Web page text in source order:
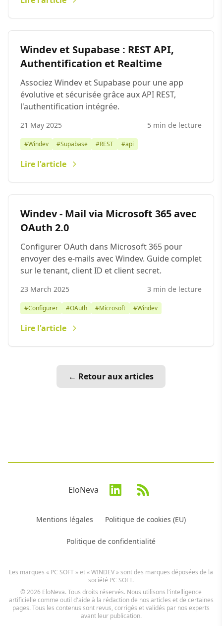
Windev et Supabase : REST API,
Authentification et Realtime
Associez Windev et Supabase pour une app
évolutive et sécurisée grâce aux API REST,
l'authentification intégrée.
21 May 2025 5 min de lecture
#Windev #Supabase #REST #api
Lire l'article
Windev - Mail via Microsoft 365 avec
OAuth 2.0
Configurer OAuth dans Microsoft 365 pour
envoyer des e-mails avec Windev. Guide complet
sur le tenant, client ID et client secret.
23 March 2025 3 min de lecture
#Configurer #OAuth #Microsoft #Windev
Lire l'article
← Retour aux articles
EloNeva
Mentions légales Politique de cookies (EU)
Politique de confidentialité
Les marques « PC SOFT » et « WINDEV » sont des marques déposées de la
société PC SOFT.
© 2026 EloNeva. Tous droits réservés. Nous utilisons l'intelligence
artificielle comme outil d'aide à la rédaction de nos articles et de certaines
pages. Tous les contenus sont revus, corrigés et validés par nos experts
avant leur publication.